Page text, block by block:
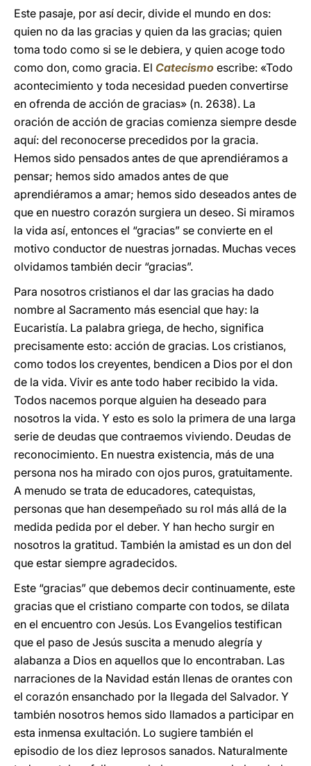
Este pasaje, por así decir, divide el mundo en dos:
quien no da las gracias y quien da las gracias; quien
toma todo como si se le debiera, y quien acoge todo
como don, como gracia. El Catecismo escribe: «Todo
acontecimiento y toda necesidad pueden convertirse
en ofrenda de acción de gracias» (n. 2638). La
oración de acción de gracias comienza siempre desde
aquí: del reconocerse precedidos por la gracia.
Hemos sido pensados antes de que aprendiéramos a
pensar; hemos sido amados antes de que
aprendiéramos a amar; hemos sido deseados antes de
que en nuestro corazón surgiera un deseo. Si miramos
la vida así, entonces el “gracias” se convierte en el
motivo conductor de nuestras jornadas. Muchas veces
olvidamos también decir “gracias”.
Para nosotros cristianos el dar las gracias ha dado
nombre al Sacramento más esencial que hay: la
Eucaristía. La palabra griega, de hecho, significa
precisamente esto: acción de gracias. Los cristianos,
como todos los creyentes, bendicen a Dios por el don
de la vida. Vivir es ante todo haber recibido la vida.
Todos nacemos porque alguien ha deseado para
nosotros la vida. Y esto es solo la primera de una larga
serie de deudas que contraemos viviendo. Deudas de
reconocimiento. En nuestra existencia, más de una
persona nos ha mirado con ojos puros, gratuitamente.
A menudo se trata de educadores, catequistas,
personas que han desempeñado su rol más allá de la
medida pedida por el deber. Y han hecho surgir en
nosotros la gratitud. También la amistad es un don del
que estar siempre agradecidos.
Este “gracias” que debemos decir continuamente, este
gracias que el cristiano comparte con todos, se dilata
en el encuentro con Jesús. Los Evangelios testifican
que el paso de Jesús suscita a menudo alegría y
alabanza a Dios en aquellos que lo encontraban. Las
narraciones de la Navidad están llenas de orantes con
el corazón ensanchado por la llegada del Salvador. Y
también nosotros hemos sido llamados a participar en
esta inmensa exultación. Lo sugiere también el
episodio de los diez leprosos sanados. Naturalmente